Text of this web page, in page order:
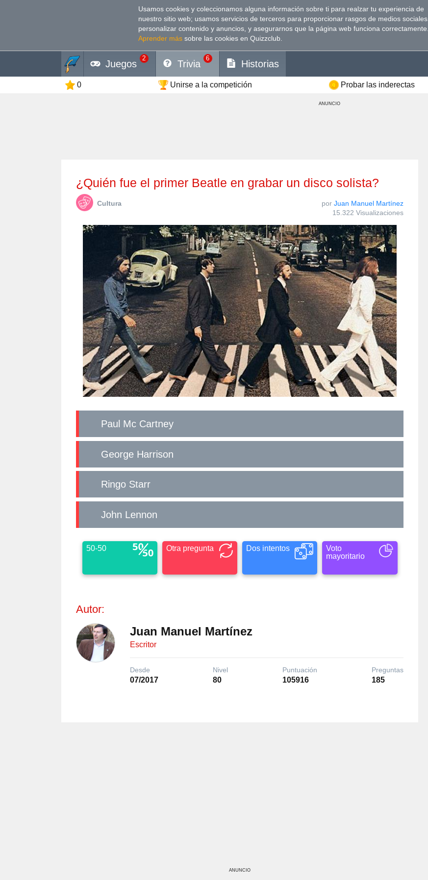
Usamos cookies y coleccionamos alguna información sobre ti para realzar tu experiencia de
nuestro sitio web; usamos servicios de terceros para proporcionar rasgos de medios sociales,
personalizar contenido y anuncios, y asegurarnos que la página web funciona correctamente.
Aprender más sobre las cookies en Quizzclub.
Juegos
2
Trivia
6
Historias
0 Unirse a la competición Probar las inderectas
ANUNCIO
¿Quién fue el primer Beatle en grabar un disco solista?
Cultura por Juan Manuel Martínez
15.322 Visualizaciones
Paul Mc Cartney
George Harrison
Ringo Starr
John Lennon
50-50 Otra pregunta Dos intentos
Voto
mayoritario
Autor:
Juan Manuel Martínez
Escritor
Desde
07/2017
Nivel
80
Puntuación
105916
Preguntas
185
ANUNCIO